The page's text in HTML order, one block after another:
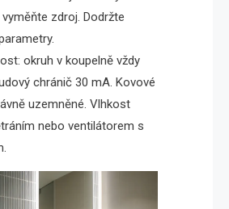
zdroj. Dodržte
okruh v koupelně vždy
chránič 30 mA. Kovové
uzemněné. Vlhkost
nebo ventilátorem s